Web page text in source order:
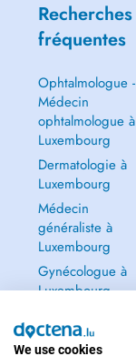
Recherches
fréquentes
Ophtalmologue -
Médecin
ophtalmologue à
Luxembourg
Dermatologie à
Luxembourg
Médecin
généraliste à
Luxembourg
Gynécologue à
Luxembourg
We use cookies